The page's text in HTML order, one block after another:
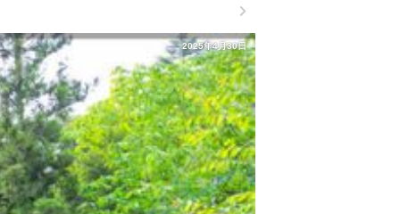
2025年4月30日